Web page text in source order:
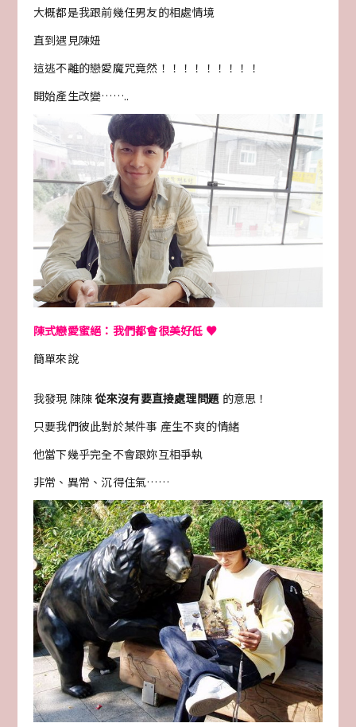
大概都是我跟前幾任男友的相處情境
直到遇見陳妞
這逃不離的戀愛魔咒竟然！！！！！！！！！
開始產生改變……..
陳式戀愛蜜絕：我們都會很美好低 ♥
簡單來說
我發現 陳陳 從來沒有要直接處理問題 的意思！
只要我們彼此對於某件事 產生不爽的情緒
他當下幾乎完全不會跟妳互相爭執
非常、異常、沉得住氣……